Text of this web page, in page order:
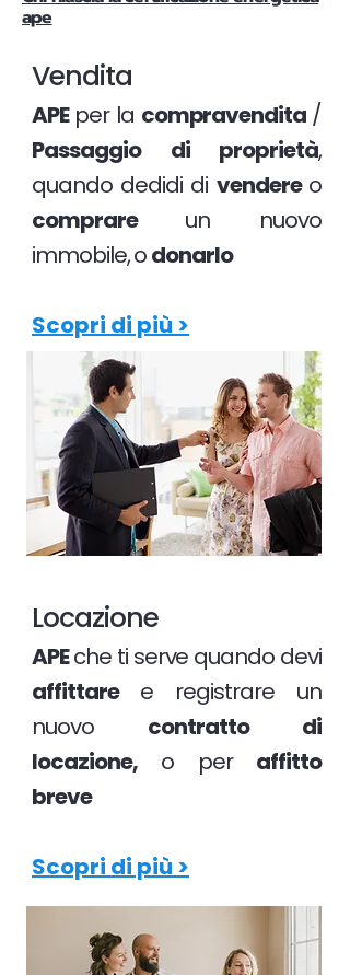
ape
Vendita
APE per la compravendita /
Passaggio di proprietà,
quando dedidi di vendere o
comprare un nuovo
immobile, odonarlo
Scopri di più >
Locazione
APEche ti serve quando devi
affittare e registrare un
nuovo contratto di
locazione, o peraffitto
breve
Scopri di più >